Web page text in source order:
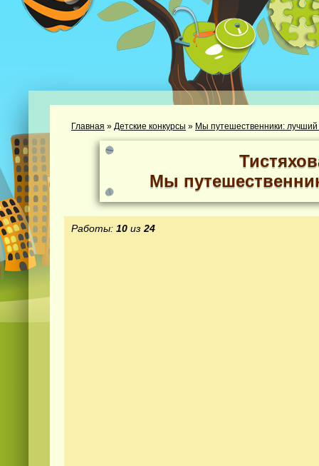
Главная » Детские конкурсы » Мы путешественники: лучший
Мы
Работы: 10 из 24